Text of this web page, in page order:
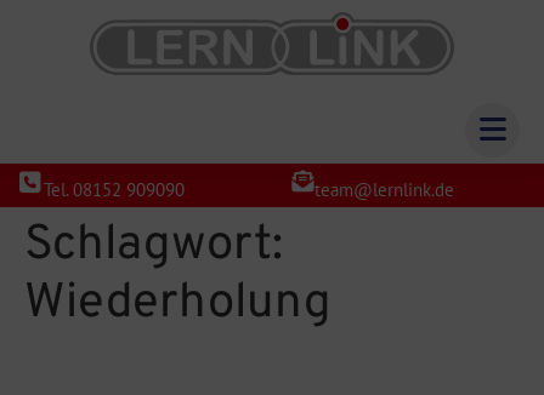
Tel. 08152 909090 team@lernlink.de
Schlagwort:
Wiederholung